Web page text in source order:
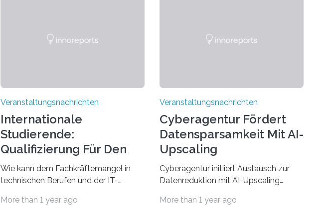
Veranstaltungsnachrichten
Internationale
Studierende:
Qualifizierung Für Den
Arbeitsmarkt
Wie kann dem Fachkräftemangel in
technischen Berufen und der IT-
Beispiel durch internationale
More than 1 year ago
Veranstaltungsnachrichten
Cyberagentur Fördert
Datensparsamkeit Mit AI-
Upscaling
Cyberagentur initiiert Austausch zur
Datenreduktion mit AI-Upscaling
Forschungsprogramm DDK –
More than 1 year ago